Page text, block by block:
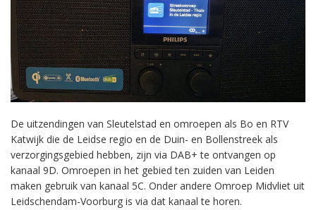
De uitzendingen van Sleutelstad en omroepen als Bo en RTV
Katwijk die de Leidse regio en de Duin- en Bollenstreek als
verzorgingsgebied hebben, zijn via DAB+ te ontvangen op
kanaal 9D. Omroepen in het gebied ten zuiden van Leiden
maken gebruik van kanaal 5C. Onder andere Omroep Midvliet uit
Leidschendam-Voorburg is via dat kanaal te horen.